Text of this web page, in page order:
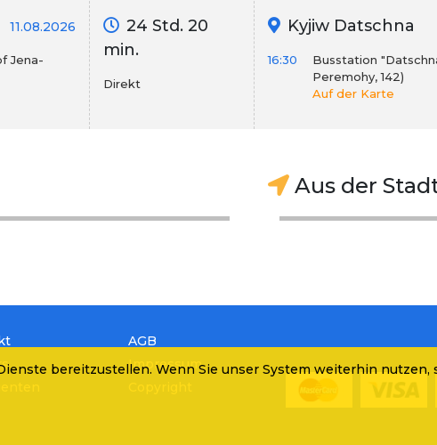
11.08.2026
Jena-
24 Std. 20
min.
Direkt
Kyjiw Datschna
16:30
Busstation
Peremohy, 142)
Auf der Karte
Aus der
AGB
Impressum
bereitzustellen. Wenn Sie unser System weiterhin nutzen,